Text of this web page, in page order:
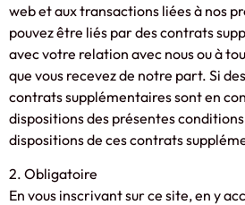
web et aux transactions liées à nos
pouvez être liés par des contrats
avec votre relation avec nous ou à
que vous recevez de notre part. Si
contrats supplémentaires sont en
dispositions des présentes
dispositions de ces contrats
2. Obligatoire
En vous inscrivant sur ce site, en y